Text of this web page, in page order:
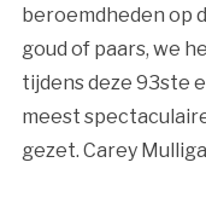
beroemdheden op
goud of paars, we
tijdens deze 93ste
meest
gezet. Carey